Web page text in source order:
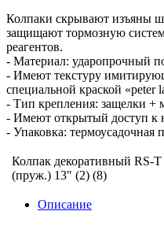
Колпаки скрывают изъяны
защищают тормозную
реагентов.
- Материал: ударопрочный
- Имеют текстуру
специальной краской «peter
- Тип крепления: защелки +
- Имеют открытый доступ к
- Упаковка: термоусадочная
Колпак декоративный RS-T
(пруж.) 13" (2) (8)
Описание